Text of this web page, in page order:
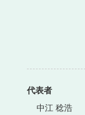
代表者
中江 稔浩